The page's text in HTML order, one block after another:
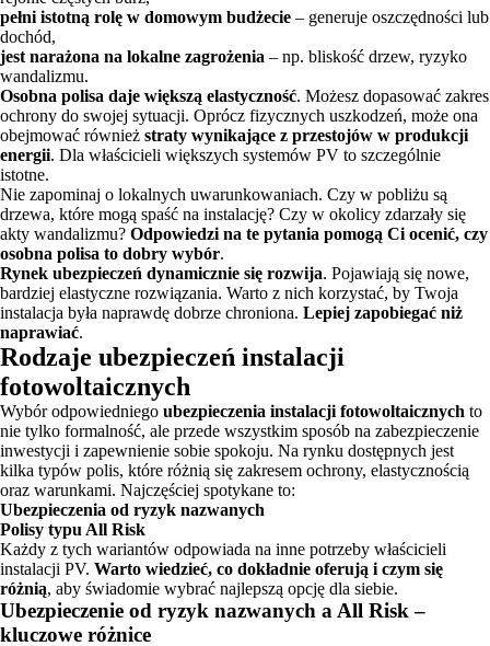
pełni istotną rolę w domowym budżecie – generuje oszczędności lub
dochód,
jest narażona na lokalne zagrożenia – np. bliskość drzew, ryzyko
wandalizmu.
Osobna polisa daje większą elastyczność. Możesz dopasować zakres
ochrony do swojej sytuacji. Oprócz fizycznych uszkodzeń, może ona
obejmować również straty wynikające z przestojów w produkcji
energii. Dla właścicieli większych systemów PV to szczególnie
istotne.
Nie zapominaj o lokalnych uwarunkowaniach. Czy w pobliżu są
drzewa, które mogą spaść na instalację? Czy w okolicy zdarzały się
akty wandalizmu? Odpowiedzi na te pytania pomogą Ci ocenić, czy
osobna polisa to dobry wybór.
Rynek ubezpieczeń dynamicznie się rozwija. Pojawiają się nowe,
bardziej elastyczne rozwiązania. Warto z nich korzystać, by Twoja
instalacja była naprawdę dobrze chroniona. Lepiej zapobiegać niż
naprawiać.
Rodzaje ubezpieczeń instalacji
fotowoltaicznych
Wybór odpowiedniego ubezpieczenia instalacji fotowoltaicznych to
nie tylko formalność, ale przede wszystkim sposób na zabezpieczenie
inwestycji i zapewnienie sobie spokoju. Na rynku dostępnych jest
kilka typów polis, które różnią się zakresem ochrony, elastycznością
oraz warunkami. Najczęściej spotykane to:
Ubezpieczenia od ryzyk nazwanych
Polisy typu All Risk
Każdy z tych wariantów odpowiada na inne potrzeby właścicieli
instalacji PV. Warto wiedzieć, co dokładnie oferują i czym się
różnią, aby świadomie wybrać najlepszą opcję dla siebie.
Ubezpieczenie od ryzyk nazwanych a All Risk –
kluczowe różnice